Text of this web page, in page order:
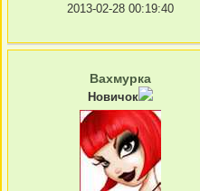
2013-02-28 00:19:40
Вахмурка
Новичок